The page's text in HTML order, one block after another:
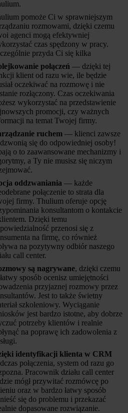
pomoże Ci w sprawniejszym
rozmowami, dzięki czemu
agenci mogą efektywniej
czas spędzony w pracy.
przyda Ci się kilka
połączeń — dzięki tej
klient od razu wie, ile będzie
oczekiwać na rozmowę i nie
rozłączony. Czas oczekiwania
wykorzystać na przedstawienie
promocji, czy ważnych
na temat Twojej firmy.
ruchem — klienci zawsze
się do odpowiedniej osoby!
o to zaawansowane mechanizmy i
a Ty nie musisz się niczym
oddzwaniania — każde
połączenie to strata dla
firmy. Thulium oferuje opcję
konsultantom o kontakcie
Dzięki temu
przenosi się z
na firmę, co również
na pozytywny odbiór naszego
call center.
są nagrywane, dzięki czemu
sposób ocenisz umiejętności
przyjaznej rozmowy przez
Jest to także świetny
szkoleniowy. Wyciąganie
jest bardzo istotne, aby dobrze
potrzeby klientów i realnie
na poprawę ich zadowolenia z
identyfikacji klienta w CRM
połączenia, system od razu go
Pracownik działu call center
mógł przywitać rozmówcę po
oraz w bardzo łatwy sposób
się do problemu i przekazać
dopasowane rozwiązanie.